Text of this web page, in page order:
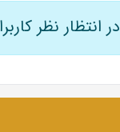
در انتظار نظر